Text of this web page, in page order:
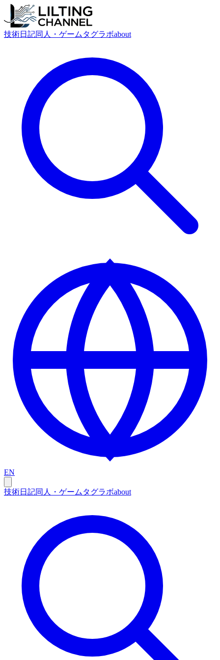
技術日記同人・ゲーム タグラボabout
EN
技術日記同人・ゲーム タグラボabout